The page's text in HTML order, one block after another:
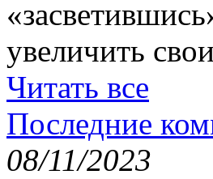
увеличить
Читать все
Последние
08/11/2023